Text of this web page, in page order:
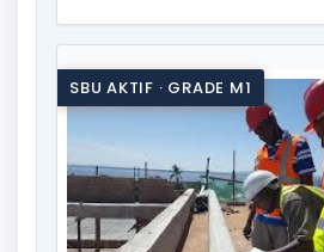
SBU AKTIF · GRADE M1